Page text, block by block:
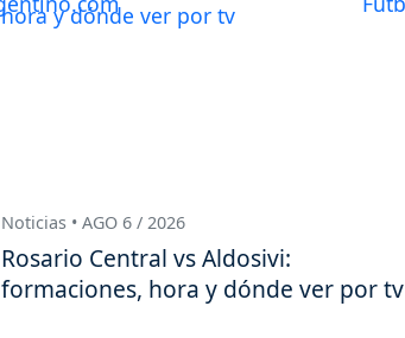
Noticias • AGO 6 / 2026
Rosario Central vs Aldosivi:
formaciones, hora y dónde ver por tv